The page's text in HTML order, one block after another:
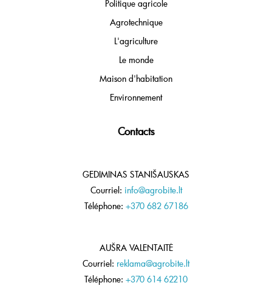
Politique agricole
Agrotechnique
L'agriculture
Le monde
Maison d'habitation
Environnement
Contacts
GEDIMINAS STANIŠAUSKAS
Courriel: info@agrobite.lt
Téléphone: +370 682 67186
AUŠRA VALENTAITĖ
Courriel: reklama@agrobite.lt
Téléphone: +370 614 62210